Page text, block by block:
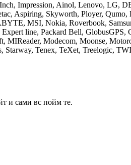
Impression, Ainol, Lenovo, LG,
Aspiring, Skyworth, Ployer,
MSI, Nokia, Roverbook,
line, Packard Bell,
Modecom, Moonse,
Starway, Tenex, TeXet, Treelogic,
и сами вс пойм те.